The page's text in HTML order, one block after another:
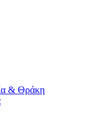
& Θράκη